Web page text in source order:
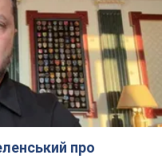
про